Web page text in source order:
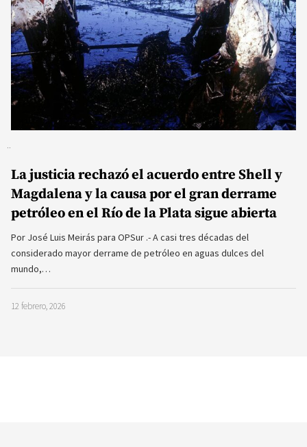
La justicia rechazó el acuerdo entre Shell y
Magdalena y la causa por el gran derrame
petróleo en el Río de la Plata sigue abierta
Por José Luis Meirás para OPSur .- A casi tres décadas del
considerado mayor derrame de petróleo en aguas dulces del
mundo,…
12 febrero, 2026